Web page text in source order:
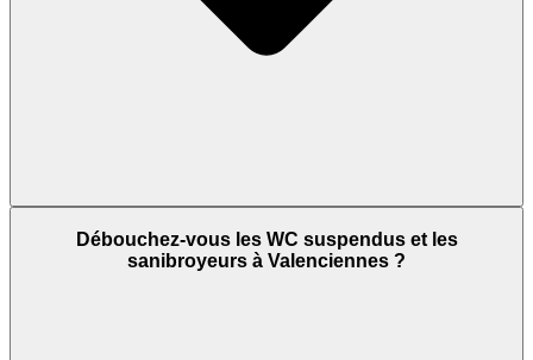
Débouchez-vous les WC suspendus et les
sanibroyeurs à Valenciennes ?